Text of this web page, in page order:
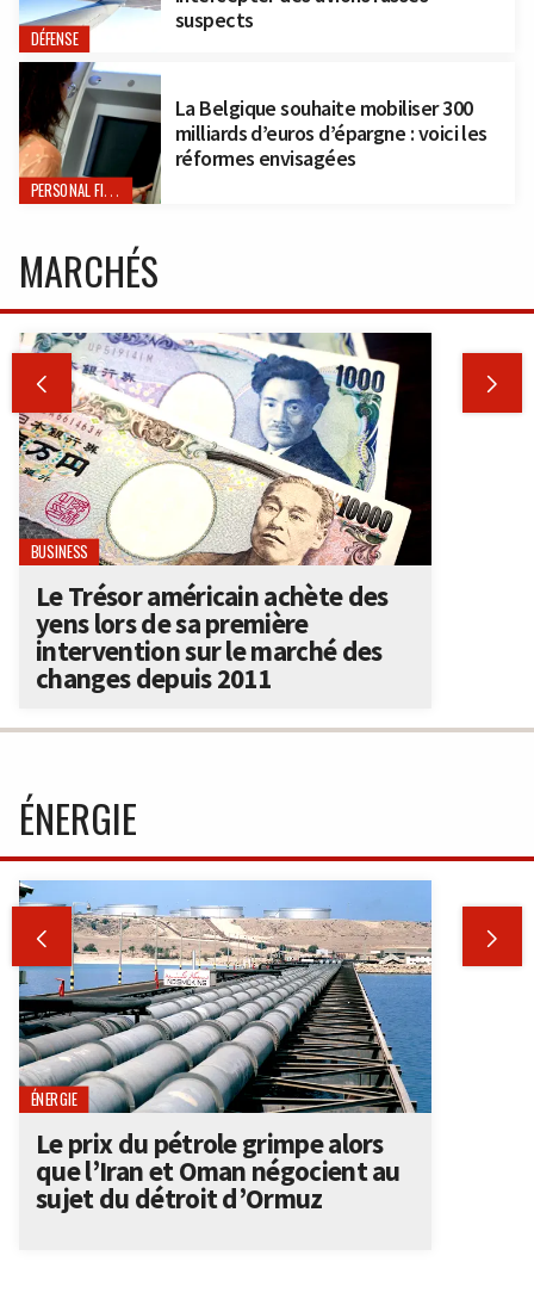
DÉFENSE
suspects
PERSONAL FINANCE
La Belgique souhaite mobiliser 300
milliards d’euros d’épargne : voici les
réformes envisagées
MARCHÉS
 
BUSINESS
Le Trésor américain achète des
yens lors de sa première
intervention sur le marché des
changes depuis 2011
ÉNERGIE
 
ÉNERGIE
Le prix du pétrole grimpe alors
que l’Iran et Oman négocient au
sujet du détroit d’Ormuz